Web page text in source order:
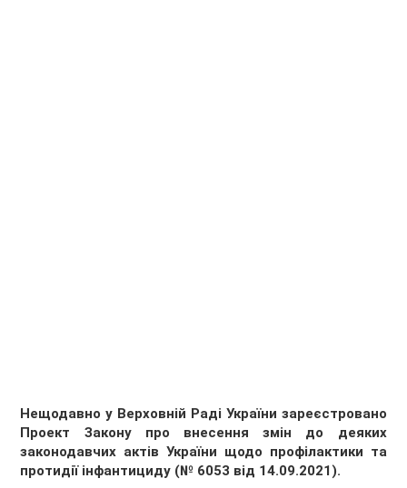
Нещодавно у Верховній Раді України зареєстровано
Проект Закону про внесення змін до деяких
законодавчих актів України щодо профілактики та
протидії інфантициду (№ 6053 від 14.09.2021).